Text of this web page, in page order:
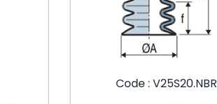
Code : V25S20.NBR